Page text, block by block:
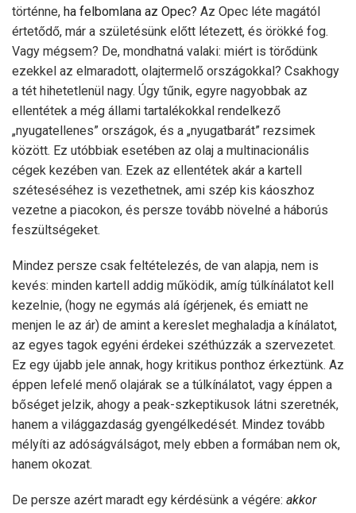
történne, ha felbomlana az Opec? Az Opec léte magától
értetődő, már a születésünk előtt létezett, és örökké fog.
Vagy mégsem? De, mondhatná valaki: miért is törődünk
ezekkel az elmaradott, olajtermelő országokkal? Csakhogy
a tét hihetetlenül nagy. Úgy tűnik, egyre nagyobbak az
ellentétek a még állami tartalékokkal rendelkező
„nyugatellenes” országok, és a „nyugatbarát” rezsimek
között. Ez utóbbiak esetében az olaj a multinacionális
cégek kezében van. Ezek az ellentétek akár a kartell
széteséséhez is vezethetnek, ami szép kis káoszhoz
vezetne a piacokon, és persze tovább növelné a háborús
feszültségeket.
Mindez persze csak feltételezés, de van alapja, nem is
kevés: minden kartell addig működik, amíg túlkínálatot kell
kezelnie, (hogy ne egymás alá ígérjenek, és emiatt ne
menjen le az ár) de amint a kereslet meghaladja a kínálatot,
az egyes tagok egyéni érdekei széthúzzák a szervezetet.
Ez egy újabb jele annak, hogy kritikus ponthoz érkeztünk. Az
éppen lefelé menő olajárak se a túlkínálatot, vagy éppen a
bőséget jelzik, ahogy a peak-szkeptikusok látni szeretnék,
hanem a világgazdaság gyengélkedését. Mindez tovább
mélyíti az adóságválságot, mely ebben a formában nem ok,
hanem okozat.
De persze azért maradt egy kérdésünk a végére: akkor